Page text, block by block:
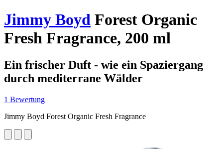
Jimmy Boyd Forest Organic
Fresh Fragrance, 200 ml
Ein frischer Duft - wie ein Spaziergang
durch mediterrane Wälder
1 Bewertung
Jimmy Boyd Forest Organic Fresh Fragrance